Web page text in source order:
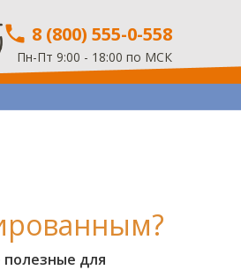
8 (800) 555-0-558
Пн-Пт 9:00 - 18:00 по МСК
полезные для